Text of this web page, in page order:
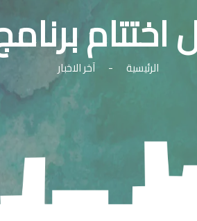
الرئيسية - آخر الاخبار